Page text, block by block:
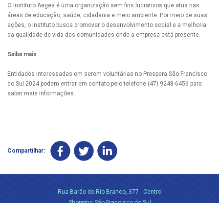
O Instituto Aegea é uma organização sem fins lucrativos que atua nas
áreas de educação, saúde, cidadania e meio ambiente. Por meio de suas
ações, o Instituto busca promover o desenvolvimento social e a melhoria
da qualidade de vida das comunidades onde a empresa está presente.
Saiba mais
Entidades interessadas em serem voluntárias no Prospera São Francisco
do Sul 2024 podem entrar em contato pelo telefone (47) 9248-6456 para
saber mais informações.
Compartilhar:
Rua Barão do Rio Branco, 377 - Centro